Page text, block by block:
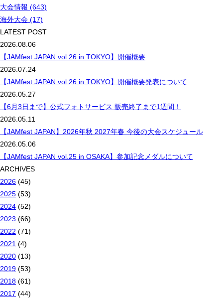
大会情報 (643)
海外大会 (17)
LATEST POST
2026.08.06
【JAMfest JAPAN vol.26 in TOKYO】開催概要
2026.07.24
【JAMfest JAPAN vol.26 in TOKYO】開催概要発表について
2026.05.27
【6月3日まで】公式フォトサービス 販売終了まで1週間！
2026.05.11
【JAMfest JAPAN】2026年秋 2027年春 今後の大会スケジュール
2026.05.06
【JAMfest JAPAN vol.25 in OSAKA】参加記念メダルについて
ARCHIVES
2026 (45)
2025 (53)
2024 (52)
2023 (66)
2022 (71)
2021 (4)
2020 (13)
2019 (53)
2018 (61)
2017 (44)